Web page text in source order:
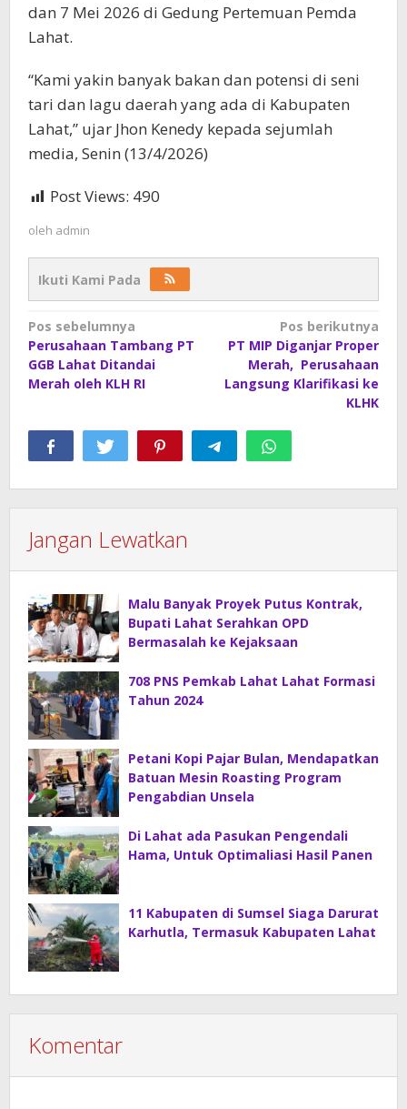
dan 7 Mei 2026 di Gedung Pertemuan Pemda
Lahat.
“Kami yakin banyak bakan dan potensi di seni
tari dan lagu daerah yang ada di Kabupaten
Lahat,” ujar Jhon Kenedy kepada sejumlah
media, Senin (13/4/2026)
Post Views: 490
oleh admin
Ikuti Kami Pada
Navigasi
pos
Pos sebelumnya
Perusahaan Tambang PT
GGB Lahat Ditandai
Merah oleh KLH RI
Pos berikutnya
PT MIP Diganjar Proper
Merah, Perusahaan
Langsung Klarifikasi ke
KLHK
Jangan Lewatkan
Malu Banyak Proyek Putus Kontrak,
Bupati Lahat Serahkan OPD
Bermasalah ke Kejaksaan
708 PNS Pemkab Lahat Lahat Formasi
Tahun 2024
Petani Kopi Pajar Bulan, Mendapatkan
Batuan Mesin Roasting Program
Pengabdian Unsela
Di Lahat ada Pasukan Pengendali
Hama, Untuk Optimaliasi Hasil Panen
11 Kabupaten di Sumsel Siaga Darurat
Karhutla, Termasuk Kabupaten Lahat
Komentar